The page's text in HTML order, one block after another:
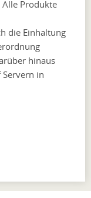
Alle Produkte
die Einhaltung
hinaus
in